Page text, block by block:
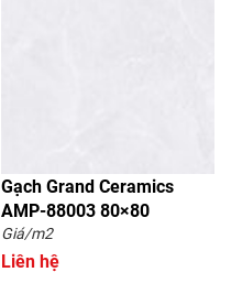
Gạch Grand Ceramics
AMP-88003 80×80
Giá/m2
Liên hệ